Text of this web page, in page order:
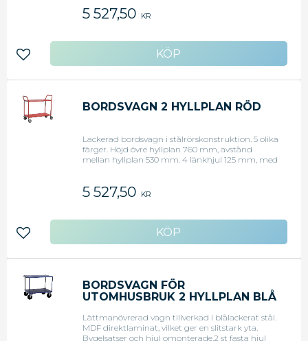
Kapacitet 250 kg. Vikt 23 kg. Levereras omonterad
= Flatpack.
5 527,50 KR
Lägg till i favoriter
BORDSVAGN 2 HYLLPLAN RÖD
Lackerad bordsvagn i stålrörskonstruktion. 5 olika
färger. Höjd övre hyllplan 760 mm, avstånd
mellan hyllplan 530 mm. 4 länkhjul 125 mm, med
Kapacitet 250 kg. Vikt 23 kg. Levereras omonterad
= Flatpack.
5 527,50 KR
Lägg till i favoriter
BORDSVAGN FÖR
UTOMHUSBRUK 2 HYLLPLAN BLÅ
Lättmanövrerad vagn tillverkad i blålackerat stål.
MDF direktlaminat, vilket ger en slitstark yta.
Bygelsatser och hjul omonterade.2 st fasta hjul